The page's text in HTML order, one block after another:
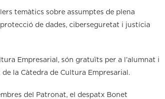
temàtics sobre assumptes de plena
de dades, ciberseguretat i justícia
Empresarial, són gratuïts per a l’alumnat i
la Càtedra de Cultura Empresarial.
del Patronat, el despatx Bonet